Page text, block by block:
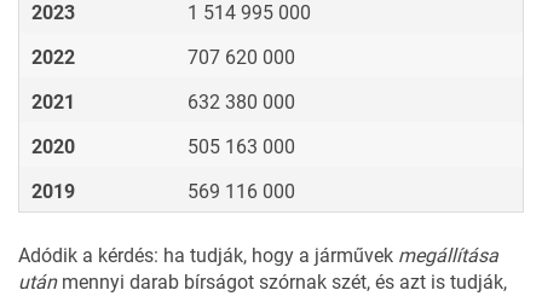
2023
1 514 995 000
2022
707 620 000
2021
632 380 000
2020
505 163 000
2019
569 116 000
Adódik a kérdés: ha tudják, hogy a járművek megállítása
utánmennyi darab bírságot szórnak szét, és azt is tudják,